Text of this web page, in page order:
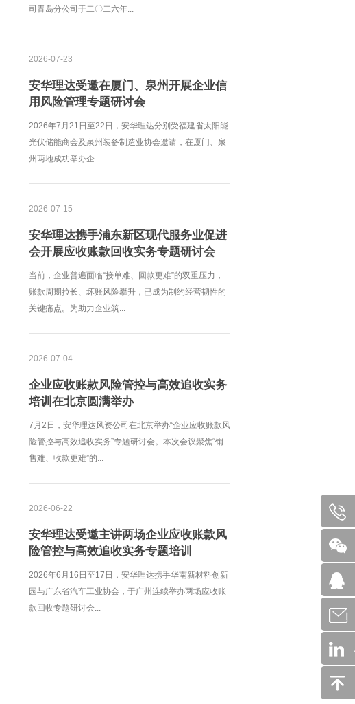
司青岛分公司于二〇二六年...
2026-07-23
安华理达受邀在厦门、泉州开展企业信
用风险管理专题研讨会
2026年7月21日至22日，安华理达分别受福建省太阳能
光伏储能商会及泉州装备制造业协会邀请，在厦门、泉
州两地成功举办企...
2026-07-15
安华理达携手浦东新区现代服务业促进
会开展应收账款回收实务专题研讨会
当前，企业普遍面临“接单难、回款更难”的双重压力，
账款周期拉长、坏账风险攀升，已成为制约经营韧性的
关键痛点。为助力企业筑...
2026-07-04
企业应收账款风险管控与高效追收实务
培训在北京圆满举办
7月2日，安华理达风资公司在北京举办“企业应收账款风
险管控与高效追收实务”专题研讨会。本次会议聚焦“销
售难、收款更难”的...
2026-06-22
安华理达受邀主讲两场企业应收账款风
险管控与高效追收实务专题培训
2026年6月16日至17日，安华理达携手华南新材料创新
园与广东省汽车工业协会，于广州连续举办两场应收账
款回收专题研讨会...